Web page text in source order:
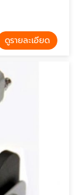
ดูรายละเอียด